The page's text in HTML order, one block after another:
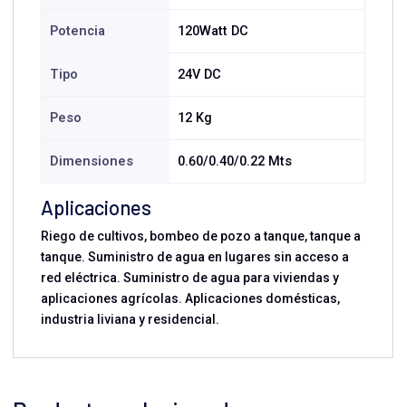
Potencia 120Watt DC
Tipo 24V DC
Peso 12 Kg
Dimensiones 0.60/0.40/0.22 Mts
Aplicaciones
Riego de cultivos, bombeo de pozo a tanque, tanque a
tanque. Suministro de agua en lugares sin acceso a
red eléctrica. Suministro de agua para viviendas y
aplicaciones agrícolas. Aplicaciones domésticas,
industria liviana y residencial.